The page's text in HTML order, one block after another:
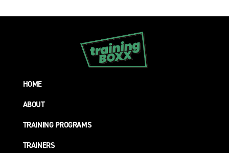
HOME
ABOUT
TRAINING PROGRAMS
TRAINERS